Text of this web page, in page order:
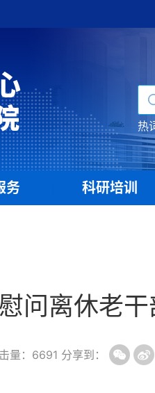
热
务 科研培训
问离休老干
量： 6691 分享到：